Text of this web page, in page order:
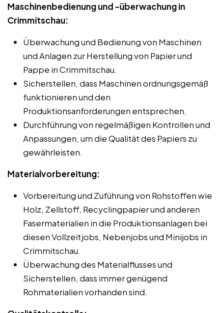
Maschinenbedienung und -überwachung in
Crimmitschau:
Überwachung und Bedienung von Maschinen
und Anlagen zur Herstellung von Papier und
Pappe in Crimmitschau.
Sicherstellen, dass Maschinen ordnungsgemäß
funktionieren und den
Produktionsanforderungen entsprechen.
Durchführung von regelmäßigen Kontrollen und
Anpassungen, um die Qualität des Papiers zu
gewährleisten.
Materialvorbereitung:
Vorbereitung und Zuführung von Rohstoffen wie
Holz, Zellstoff, Recyclingpapier und anderen
Fasermaterialien in die Produktionsanlagen bei
diesen Vollzeitjobs, Nebenjobs und Minijobs in
Crimmitschau.
Überwachung des Materialflusses und
Sicherstellen, dass immer genügend
Rohmaterialien vorhanden sind.